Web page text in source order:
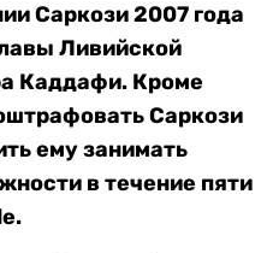
Саркози 2007 года
Ливийской
Каддафи. Кроме
Саркози
ему занимать
в течение пяти